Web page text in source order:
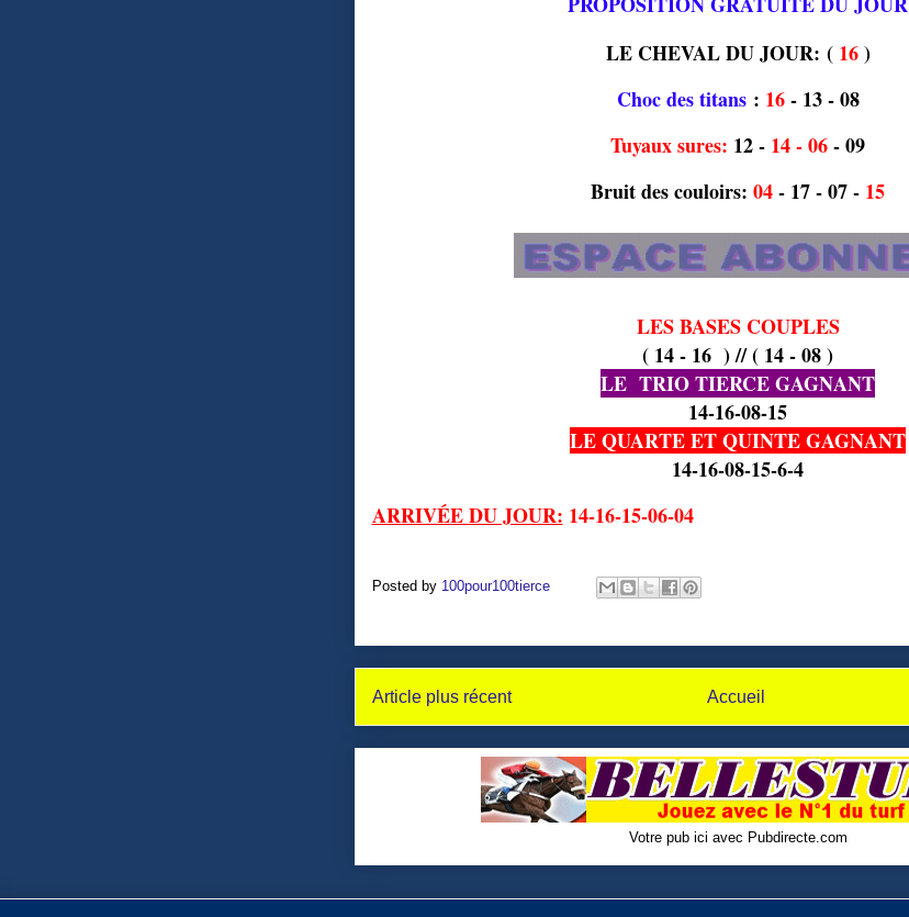
LE CHEVAL DU JOUR: ( 16 )
Choc des titans : 16- 13 - 08
Tuyaux sures: 12 - 14 - 06- 09
Bruit des couloirs: 04- 17 - 07 - 15
LES BASES COUPLES
( 14 - 16 ) // ( 14 - 08 )
LE TRIO TIERCE GAGNANT
14-16-08-15
LE QUARTE ET QUINTE GAGNANT
14-16-08-15-6-4
ARRIVÉE DU JOUR: 14-16-15-06-04
Posted by 100pour100tierce
Article plus récent Accueil
Votre pub ici avec Pubdirecte.com